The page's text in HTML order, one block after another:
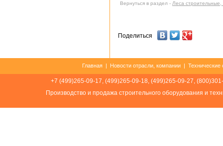
Вернуться в раздел - Леса
Поделиться
Главная | Новости отрасли, компании | Технические
+7 (499)265-09-17, (499)265-09-18, (499)265-09-27,
Производство и продажа строительного оборудования и